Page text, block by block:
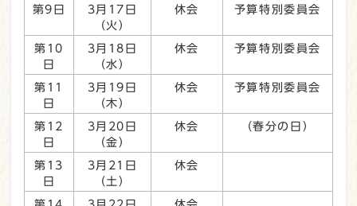
第9日
3月17日
（火）
休会 予算特別委員会
第10
日
3月18日
（水）
休会 予算特別委員会
第11
日
3月19日
（木）
休会 予算特別委員会
第12
日
3月20日
（金）
休会 （春分の日）
第13
日
3月21日
（土）
休会